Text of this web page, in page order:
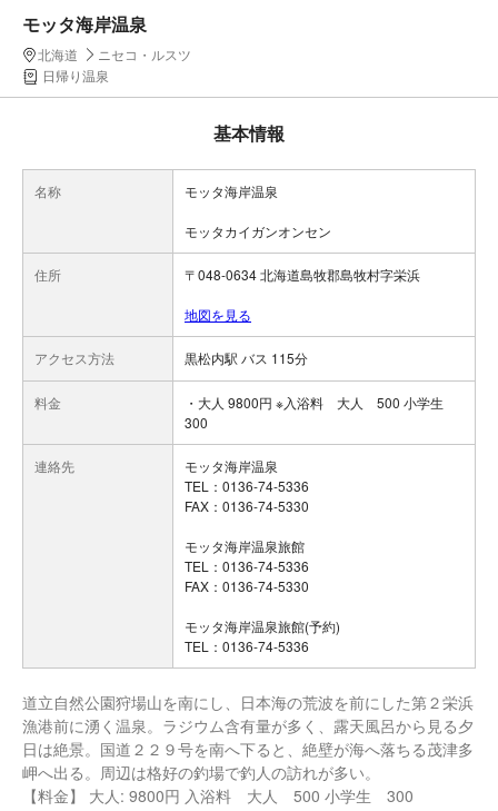
モッタ海岸温泉
北海道
ニセコ・ルスツ
日帰り温泉
基本情報
名称 モッタ海岸温泉
モッタカイガンオンセン
住所 〒048-0634 北海道島牧郡島牧村字栄浜
地図を見る
アクセス方法 黒松内駅 バス 115分
料金
・大人 9800円 ※入浴料 大人 500 小学生
300
連絡先
モッタ海岸温泉
TEL：0136-74-5336
FAX：0136-74-5330
モッタ海岸温泉旅館
TEL：0136-74-5336
FAX：0136-74-5330
モッタ海岸温泉旅館(予約)
TEL：0136-74-5336
道立自然公園狩場山を南にし、日本海の荒波を前にした第２栄浜
漁港前に湧く温泉。ラジウム含有量が多く、露天風呂から見る夕
日は絶景。国道２２９号を南へ下ると、絶壁が海へ落ちる茂津多
岬へ出る。周辺は格好の釣場で釣人の訪れが多い。
【料金】 大人: 9800円 入浴料 大人 500 小学生 300